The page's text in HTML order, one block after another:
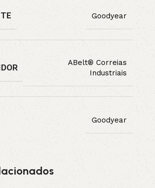
Goodyear
ABelt® Correias
Industriais
Goodyear